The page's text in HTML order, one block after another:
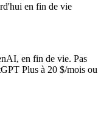
en fin de vie
en fin de vie. Pas
Plus à 20 $/mois ou